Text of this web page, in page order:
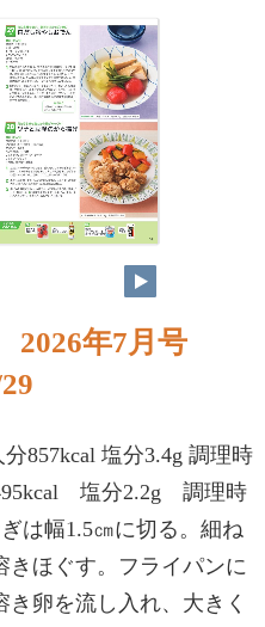
年7月号
857kcal 塩分3.4g 調理時
塩分2.2g 調理時
は幅1.5㎝に切る。細ね
きほぐす。フライパンに
卵を流し入れ、大きく